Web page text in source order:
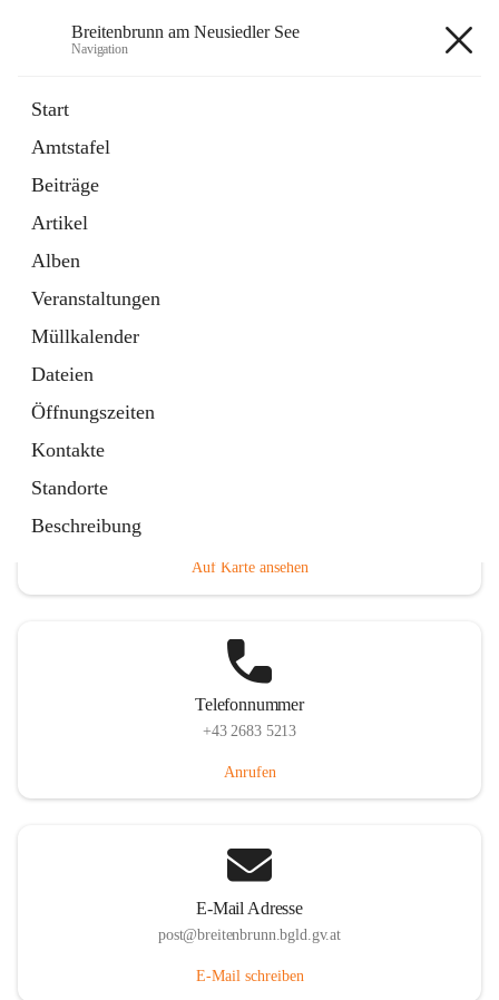
Breitenbrunn am Neusiedler See
Navigation
Start
Amtstafel
Beiträge
Artikel
Alben
Veranstaltungen
Müllkalender
Dateien
Öffnungszeiten
Kontakte
Standorte
Beschreibung
18 Schnellzugriffe
Gemeindeservice
Auf Karte ansehen
Telefonnummer
+43 2683 5213
Anrufen
E-Mail Adresse
post@breitenbrunn.bgld.gv.at
E-Mail schreiben